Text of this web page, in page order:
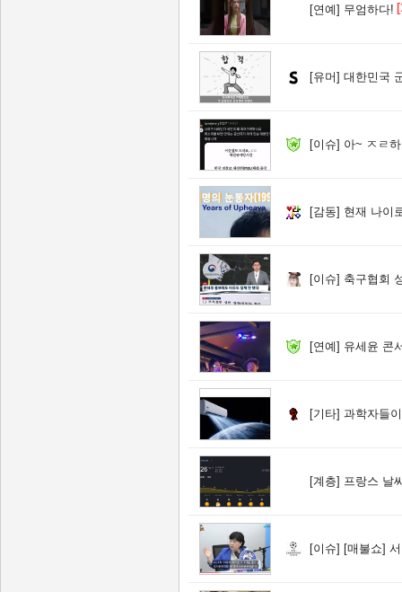
[연예] 무엄하다!
[유머] 대한민국
[이슈] 아~ ㅈㄹ
[감동] 현재 나이
[이슈] 축구협회
[연예] 유세윤 콘
[기타] 과학자들
[계층] 프랑스 날
[이슈] [매불쇼]